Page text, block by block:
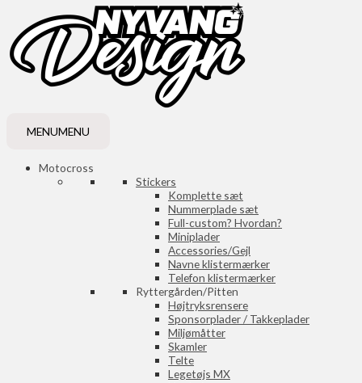
MENUMENU
Motocross
Stickers
Komplette sæt
Nummerplade sæt
Full-custom? Hvordan?
Miniplader
Accessories/Gejl
Navne klistermærker
Telefon klistermærker
Ryttergården/Pitten
Højtryksrensere
Sponsorplader / Takkeplader
Miljømåtter
Skamler
Telte
Legetøjs MX